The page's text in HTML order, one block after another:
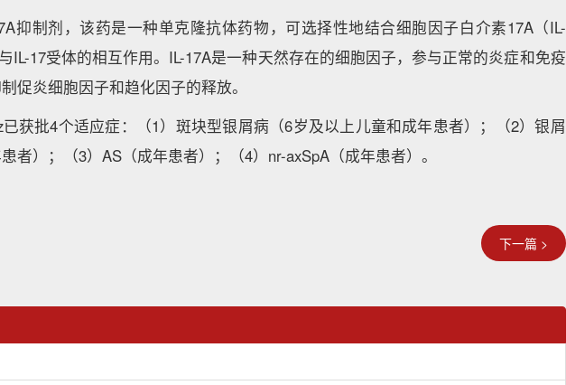
抑制剂，该药是一种单克隆抗体药物，可选择性地结合细胞因子白介素17A（IL-
IL-17受体的相互作用。IL-17A是一种天然存在的细胞因子，参与正常的炎症和免疫
促炎细胞因子和趋化因子的释放。
获批4个适应症：（1）斑块型银屑病（6岁及以上儿童和成年患者）；（2）银屑
者）；（3）AS（成年患者）；（4）nr-axSpA（成年患者）。
下一篇 >